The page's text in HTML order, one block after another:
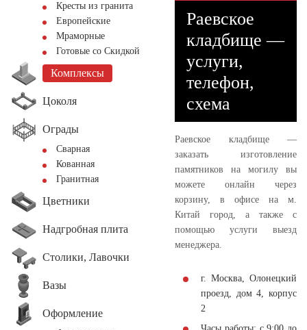
Кресты из гранита
Европейские
Мраморные
Готовые со Скидкой
Комплексы
Цоколя
Ограды
Сварная
Кованная
Гранитная
Цветники
Надгробная плита
Столики, Лавочки
Вазы
Оформление
Раевское
кладбище —
услуги,
телефон,
схема
Раевское кладбище —
заказать изготовление
памятников на могилу вы
можете онлайн через
корзину, в офисе на м.
Китай город, а также с
помощью услуги выезд
менеджера.
г. Москва, Олонецкий
проезд, дом 4, корпус
2